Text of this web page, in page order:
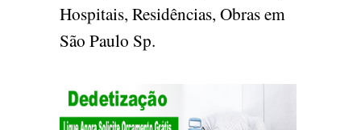
Hospitais, Residências, Obras em
São Paulo Sp.